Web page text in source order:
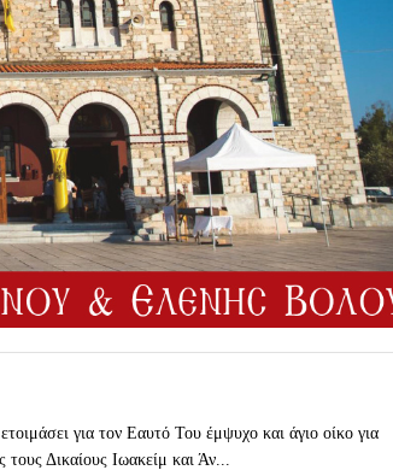
για τον Εαυτό Του έμψυχο και άγιο οίκο για
τους Δικαίους Ιωακείμ και Άν...